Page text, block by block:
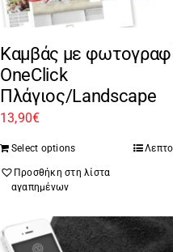
Καμβάς με
OneClick
Πλάγιος/Landscape
13,90€
Select options
Προσθήκη στη λίστα
αγαπημένων